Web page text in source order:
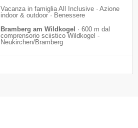
Vacanza in famiglia All Inclusive · Azione
indoor & outdoor · Benessere
Bramberg am Wildkogel
· 600 m dal
comprensorio sciistico Wildkogel -
Neukirchen/​Bramberg